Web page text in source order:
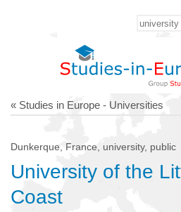
« Studies in Europe - Universities
Dunkerque, France, university, public
University of the
Coast